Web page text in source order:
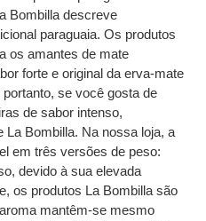
Bombilla descreve
paraguaia. Os produtos
os amantes de mate
forte e original da erva-mate
se você gosta de
de sabor intenso,
Bombilla. Na nossa loja, a
em três versões de peso:
devido à sua elevada
os produtos La Bombilla são
mantêm-se mesmo